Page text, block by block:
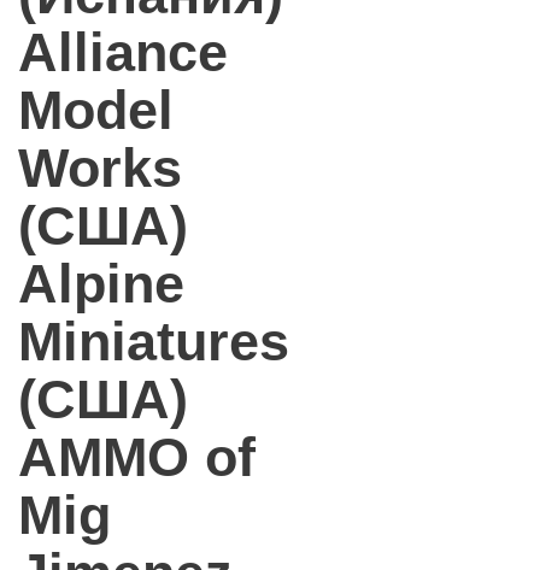
Alliance
Model
Works
(США)
Alpine
Miniatures
(США)
AMMO of
Mig